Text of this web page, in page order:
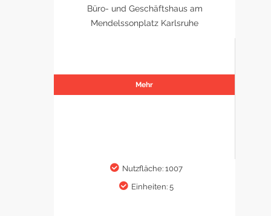
Büro- und Geschäftshaus am
Mendelssonplatz Karlsruhe
Mehr
Nutzfläche: 1007
Einheiten: 5